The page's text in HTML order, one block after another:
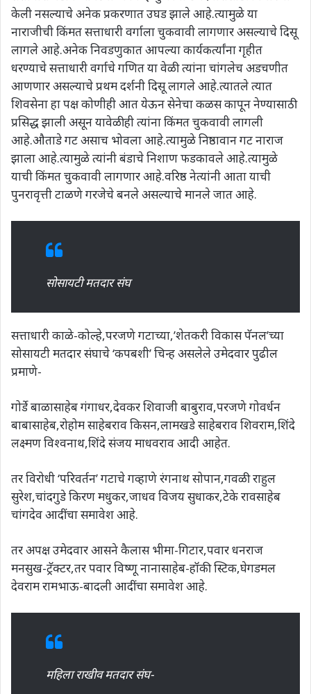
केली नसल्याचे अनेक प्रकरणात उघड झाले आहे.त्यामुळे या
नाराजीची किंमत सत्ताधारी वर्गाला चुकवावी लागणार असल्याचे दिसू
लागले आहे.अनेक निवडणुकात आपल्या कार्यकर्त्यांना गृहीत
धरण्याचे सत्ताधारी वर्गाचे गणित या वेळी त्यांना चांगलेच अडचणीत
आणणार असल्याचे प्रथम दर्शनी दिसू लागले आहे.त्यातले त्यात
शिवसेना हा पक्ष कोणीही आत येऊन सेनेचा कळस कापून नेण्यासाठी
प्रसिद्ध झाली असून यावेळीही त्यांना किंमत चुकवावी लागली
आहे.औताडे गट असाच भोवला आहे.त्यामुळे निष्ठावान गट नाराज
झाला आहे.त्यामुळे त्यांनी बंडाचे निशाण फडकावले आहे.त्यामुळे
याची किंमत चुकवावी लागणार आहे.वरिष्ठ नेत्यांनी आता याची
पुनरावृत्ती टाळणे गरजेचे बनले असल्याचे मानले जात आहे.
सोसायटी मतदार संघ
सत्ताधारी काळे-कोल्हे,परजणे गटाच्या,’शेतकरी विकास पॅनल’च्या
सोसायटी मतदार संघाचे ‘कपबशी’ चिन्ह असलेले उमेदवार पुढील
प्रमाणे-
गोर्डे बाळासाहेब गंगाधर,देवकर शिवाजी बाबुराव,परजणे गोवर्धन
बाबासाहेब,रोहोम साहेबराव किसन,लामखडे साहेबराव शिवराम,शिंदे
लक्ष्मण विश्वनाथ,शिंदे संजय माधवराव आदी आहेत.
तर विरोधी ‘परिवर्तन’ गटाचे गव्हाणे रंगनाथ सोपान,गवळी राहुल
सुरेश,चांदगुडे किरण मधुकर,जाधव विजय सुधाकर,टेके रावसाहेब
चांगदेव आदींचा समावेश आहे.
तर अपक्ष उमेदवार आसने कैलास भीमा-गिटार,पवार धनराज
मनसुख-ट्रॅक्टर,तर पवार विष्णू नानासाहेब-हॉकी स्टिक,घेगडमल
देवराम रामभाऊ-बादली आदींचा समावेश आहे.
महिला राखीव मतदार संघ-